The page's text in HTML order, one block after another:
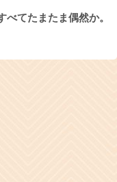
てたまたま偶然か。